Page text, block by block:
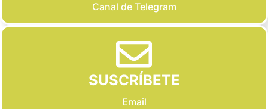
Canal de Telegram
SUSCRÍBETE
Email